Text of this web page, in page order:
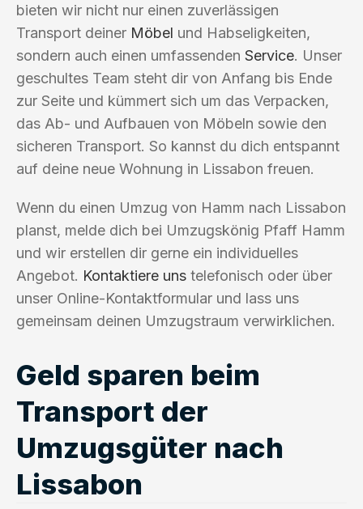
bieten wir nicht nur einen zuverlässigen
Transport deiner Möbel und Habseligkeiten,
sondern auch einen umfassenden Service. Unser
geschultes Team steht dir von Anfang bis Ende
zur Seite und kümmert sich um das Verpacken,
das Ab- und Aufbauen von Möbeln sowie den
sicheren Transport. So kannst du dich entspannt
auf deine neue Wohnung in Lissabon freuen.
Wenn du einen Umzug von Hamm nach Lissabon
planst, melde dich bei Umzugskönig Pfaff Hamm
und wir erstellen dir gerne ein individuelles
Angebot. Kontaktiere uns telefonisch oder über
unser Online-Kontaktformular und lass uns
gemeinsam deinen Umzugstraum verwirklichen.
Geld sparen beim
Transport der
Umzugsgüter nach
Lissabon